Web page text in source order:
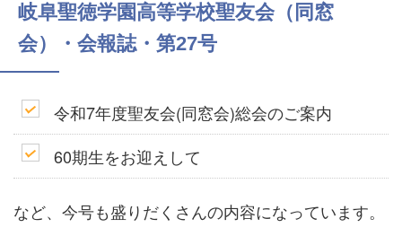
岐阜聖徳学園高等学校聖友会（同窓
会）・会報誌・第27号
令和7年度聖友会(同窓会)総会のご案内
60期生をお迎えして
など、今号も盛りだくさんの内容になっています。